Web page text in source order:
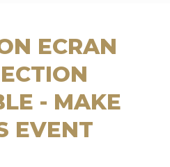
ECRAN
- MAKE
EVENT